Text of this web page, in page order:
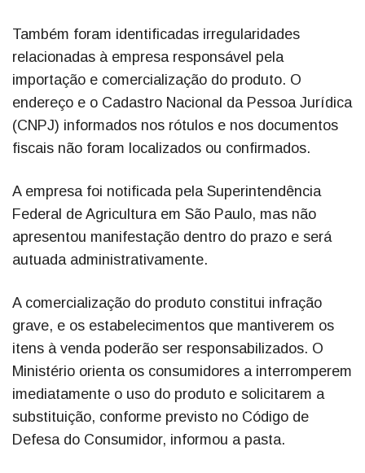
Também foram identificadas irregularidades
relacionadas à empresa responsável pela
importação e comercialização do produto. O
endereço e o Cadastro Nacional da Pessoa Jurídica
(CNPJ) informados nos rótulos e nos documentos
fiscais não foram localizados ou confirmados.
A empresa foi notificada pela Superintendência
Federal de Agricultura em São Paulo, mas não
apresentou manifestação dentro do prazo e será
autuada administrativamente.
A comercialização do produto constitui infração
grave, e os estabelecimentos que mantiverem os
itens à venda poderão ser responsabilizados. O
Ministério orienta os consumidores a interromperem
imediatamente o uso do produto e solicitarem a
substituição, conforme previsto no Código de
Defesa do Consumidor, informou a pasta.